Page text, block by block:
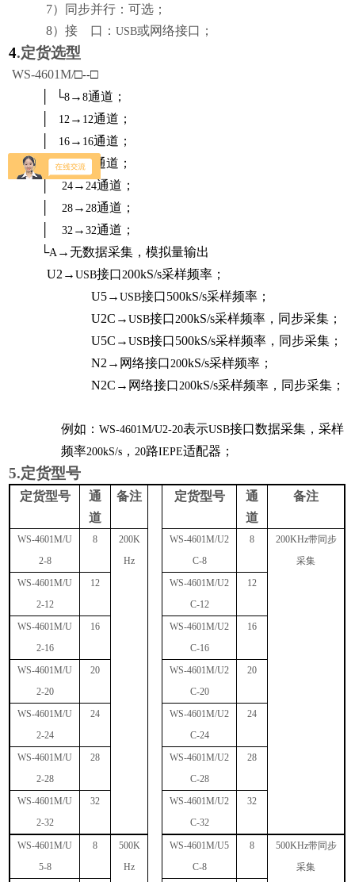
7）同步并行：可选；
8）接 口：USB或网络接口；
4.定货选型
WS-4601M/□--□
└8 →8通道；
12 → 12通道；
16 → 16通道；
│
20→20
通道；
24 → 24通道；
28 → 28通道；
32 →32通道；
└A →无数据采集，模拟量输出
U2 →USB接口200kS/s采样频率；
U5→USB接口500kS/s采样频率；
U2C →USB接口200kS/s采样频率 ，同步采集 ；
U5C →USB接口500kS/s采样频率 ，同步采集 ；
N2 →网络接口200kS/s采样频率；
N2C →网络接口200kS/s采样频率 ，同步采集 ；
例如：WS-4601M/U2-20表示USB接口数据采集，采样
频率200kS/s ， 20路IEPE适配器；
5.定货型号
定货型号
通
道
备注 定货型号
通
道
备注
WS-4601M/U
2-8
8
200K
Hz
WS-4601M/U2
C-8
8 200KHz带同步
采集
WS-4601M/U
2-12
12
WS-4601M/U2
C-12
12
WS-4601M/U
2-16
16
WS-4601M/U2
C-16
16
WS-4601M/U
2-20
20
WS-4601M/U2
C-20
20
WS-4601M/U
2-24
24
WS-4601M/U2
C-24
24
WS-4601M/U
2-28
28
WS-4601M/U2
C-28
28
WS-4601M/U
2-32
32
WS-4601M/U2
C-32
32
WS-4601M/U
5-8
8
500K
Hz
WS-4601M/U5
C-8
8 500KHz带同步
采集